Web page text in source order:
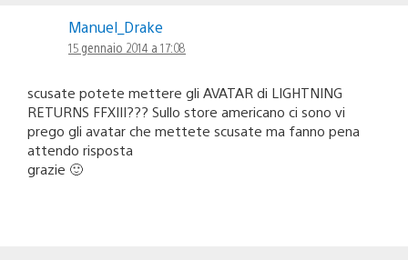
Manuel_Drake
15 gennaio 2014 a 17:08
scusate potete mettere gli AVATAR di LIGHTNING
RETURNS FFXIII??? Sullo store americano ci sono vi
prego gli avatar che mettete scusate ma fanno pena
attendo risposta
grazie 🙂